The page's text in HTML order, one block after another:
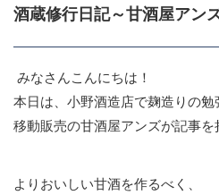
酒蔵修行日記～甘酒屋アン
みなさんこんにちは！
本日は、小野酒造店で麹造りの勉
移動販売の甘酒屋アンズが記事を
よりおいしい甘酒を作るべく、